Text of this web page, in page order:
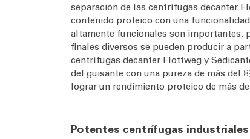
separación de las centrífugas decanter
contenido proteico con una
altamente funcionales son importantes,
finales diversos se pueden producir a
centrífugas decanter Flottweg y
del guisante con una pureza de más del
lograr un rendimiento proteico de más
Potentes centrífugas industriales